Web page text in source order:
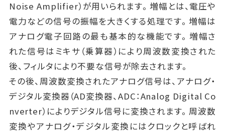
Noise Amplifier）が用いられます。増幅とは、電圧や
電力などの信号の振幅を大きくする処理です。増幅は
アナログ電子回路の最も基本的な機能です。増幅さ
れた信号はミキサ（乗算器）により周波数変換された
後、フィルタにより不要な信号が除去されます。
その後、周波数変換されたアナログ信号は、アナログ・
デジタル変換器（AD変換器、ADC：Analog Digital Co
nverter）によりデジタル信号に変換されます。周波数
変換やアナログ・デジタル変換にはクロックと呼ばれ